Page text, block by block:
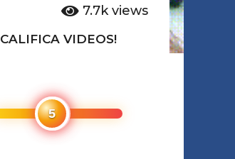
7.7k views
CALIFICA VIDEOS!